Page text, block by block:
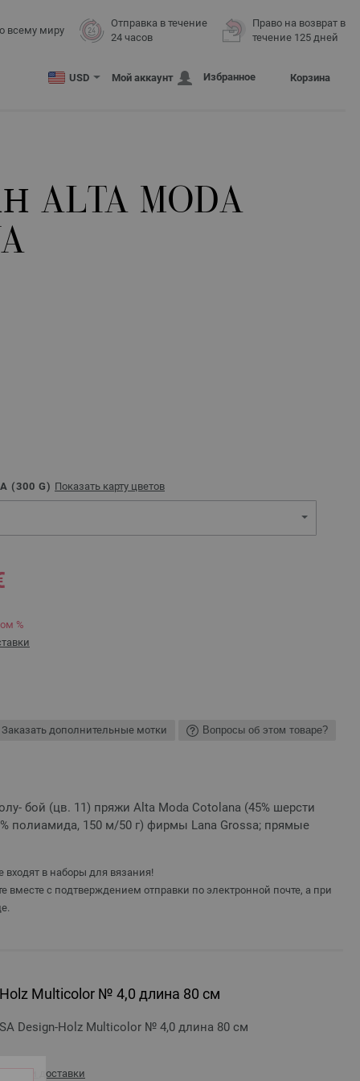
всему миру
Отправка в течение
24 часов
Право на возврат в
течение 125 дней
USD Мой аккаунт Избранное Корзина
ALTA MODA
(300 G) Показать карту цветов
%
Заказать дополнительные мотки Вопросы об этом товаре?
бой (цв. 11) пряжи Alta Moda Cotolana (45% шерсти
полиамида, 150 м/50 г) фирмы Lana Grossa; прямые
в наборы для вязания!
вместе с подтверждением отправки по электронной почте, а при
Multicolor № 4,0 длина 80 см
Design-Holz Multicolor № 4,0 длина 80 см
доставки